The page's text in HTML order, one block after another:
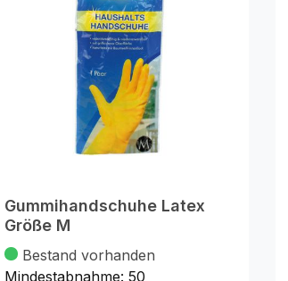
Gummihandschuhe Latex
Größe M
Bestand vorhanden
Mindestabnahme: 50